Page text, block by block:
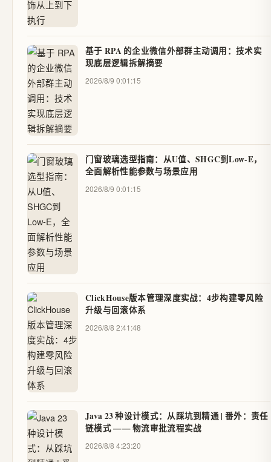
基于 RPA 的企业微信外部群主动调用：技术实
现底层逻辑拆解摘要
2026/8/9 0:01:15
门窗玻璃选型指南：从U值、SHGC到Low-E，
全面解析性能参数与场景应用
2026/8/9 0:01:15
ClickHouse版本管理深度实战：4步构建零风险
升级与回滚体系
2026/8/8 2:41:48
Java 23 种设计模式：从踩坑到精通 | 番外：责任
链模式 —— 物流审批流程实战
2026/8/8 4:23:20